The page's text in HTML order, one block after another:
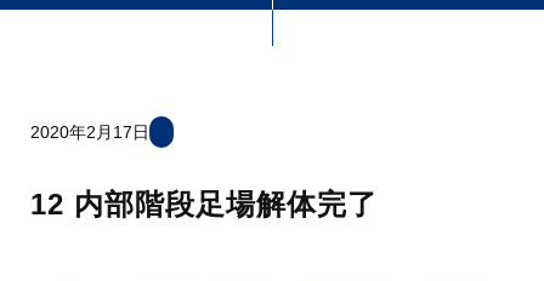
2020年2月17日
12 内部階段足場解体完了